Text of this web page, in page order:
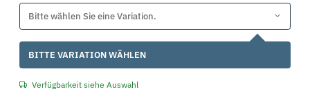
Bitte wählen Sie eine Variation.
x
BITTE VARIATION WÄHLEN
Verfügbarkeit siehe Auswahl